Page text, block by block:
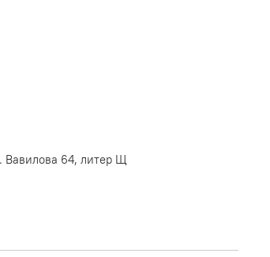
Вавилова 64, литер Щ